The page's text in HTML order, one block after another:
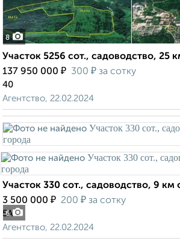
8
Участок 5256 сот., садоводство, 25
137 950 000 ₽ 300 ₽ за сотку
40
Агентство, 22.02.2024
6
Участок 330 сот., садоводство, 9 км
3 500 000 ₽ 200 ₽ за сотку
5А
Агентство, 22.02.2024